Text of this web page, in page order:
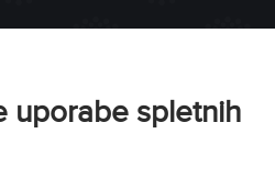
uporabe spletnih